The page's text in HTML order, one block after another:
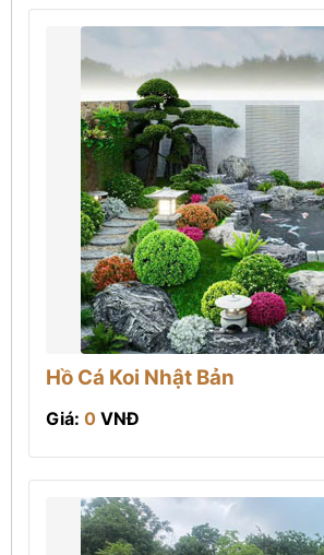
Hồ Cá Koi Nhật Bản
Giá: 0 VNĐ